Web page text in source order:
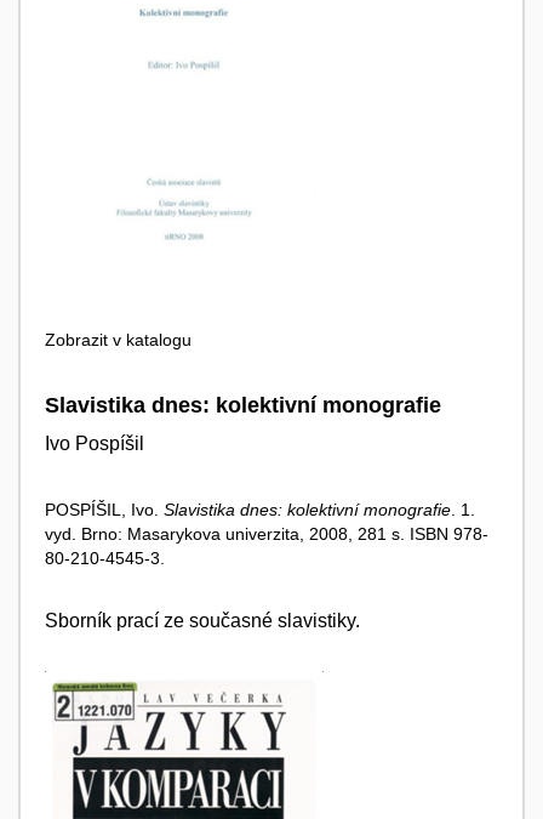
Zobrazit v katalogu
Slavistika dnes: kolektivní monografie
Ivo Pospíšil
POSPÍŠIL, Ivo. Slavistika dnes: kolektivní monografie. 1.
vyd. Brno: Masarykova univerzita, 2008, 281 s. ISBN 978-
80-210-4545-3.
Sborník prací ze současné slavistiky.